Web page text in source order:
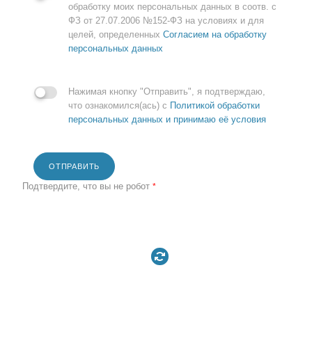
обработку моих персональных данных в соотв. с
ФЗ от 27.07.2006 №152-ФЗ на условиях и для
целей, определенных Согласием на обработку
персональных данных
Нажимая кнопку "Отправить", я подтверждаю,
что ознакомился(ась) с Политикой обработки
персональных данных и принимаю её условия
ОТПРАВИТЬ
Подтвердите, что вы не робот *